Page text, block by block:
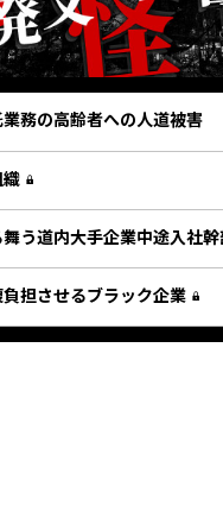
務の高齢者への人道被害
う道内大手企業中途入社
担させるブラック企業